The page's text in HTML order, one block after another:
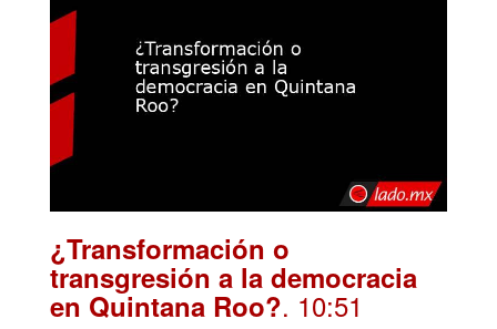
¿Transformación o
transgresión a la democracia
en Quintana Roo?. 10:51